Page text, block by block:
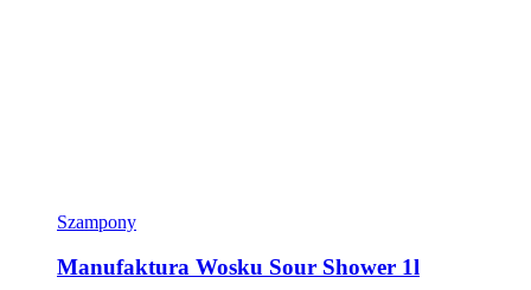
Szampony
Manufaktura Wosku Sour Shower 1l